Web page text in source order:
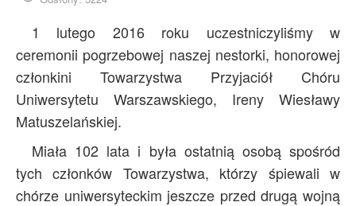
Pożegnania
Zdjęcia
Dyrygenci
Archiwum
O nas
Statut TPChUW
Kontakt
1 lutego 2016 roku uczestniczyliśmy w
ceremonii pogrzebowej naszej nestorki, honorowej
członkini Towarzystwa Przyjaciół Chóru
Uniwersytetu Warszawskiego, Ireny Wiesławy
Matuszelańskiej.
Miała 102 lata i była ostatnią osobą spośród
tych członków Towarzystwa, którzy śpiewali w
chórze uniwersyteckim jeszcze przed drugą wojną